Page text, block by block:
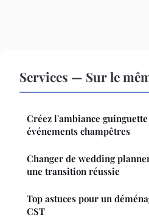
Services — Sur le
Créez l'ambiance
événements champêtres
Changer de wedding
une transition réussie
Top astuces pour un
CST